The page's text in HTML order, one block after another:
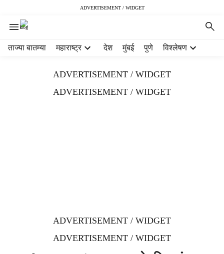
ADVERTISEMENT / WIDGET
ताज्या बातम्या महाराष्ट्र देश मुंबई पुणे विश्लेषण
ADVERTISEMENT / WIDGET
ADVERTISEMENT / WIDGET
ADVERTISEMENT / WIDGET
ADVERTISEMENT / WIDGET